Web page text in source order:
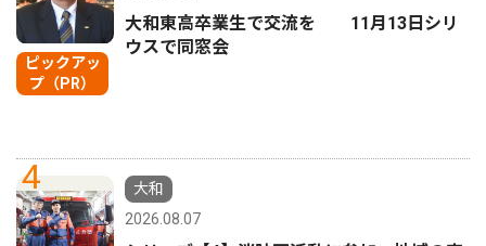
ピックアッ
プ（PR）
大和東高卒業生で交流を 11月13日シリ
ウスで同窓会
4
大和
2026.08.07